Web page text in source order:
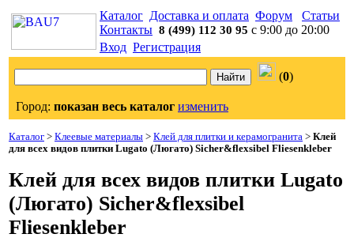
Каталог Доставка и оплата Форум
Статьи
Контакты 8 (499) 112 30 95 с 9:00 до 20:00
Вход Регистрация
(0)
Город: показан весь каталог изменить
Каталог > Клеевые материалы > Клей для плитки и керамогранита > Клей
для всех видов плитки Lugato (Люгато) Sicher&flexsibel Fliesenkleber
Клей для всех видов плитки Lugato
(Люгато) Sicher&flexsibel
Fliesenkleber